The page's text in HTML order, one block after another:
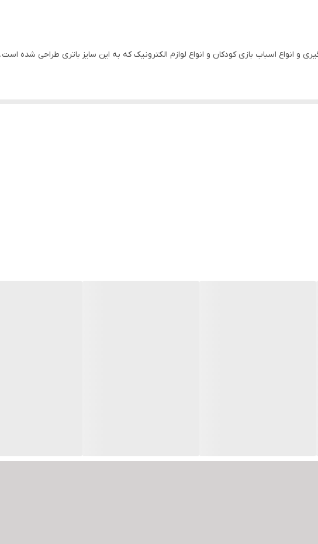
و انواع اسباب بازی کودکان و انواع لوازم الکترونیک که به این سایز باتری طراحی شده است.